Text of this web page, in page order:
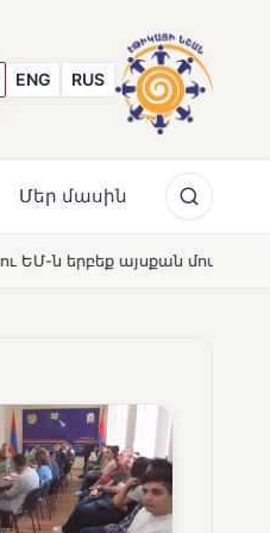
ENG RUS
Մեր մասին
HOT Լեռնահովիտի